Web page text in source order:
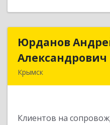
Юрданов
Александрович
Крымск
Клиентов на